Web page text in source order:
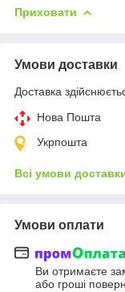
Приховати
Умови доставки
Доставка
Нова Пошта
Укрпошта
Всі умови
Умови оплати
Ви отримаєте
або гроші